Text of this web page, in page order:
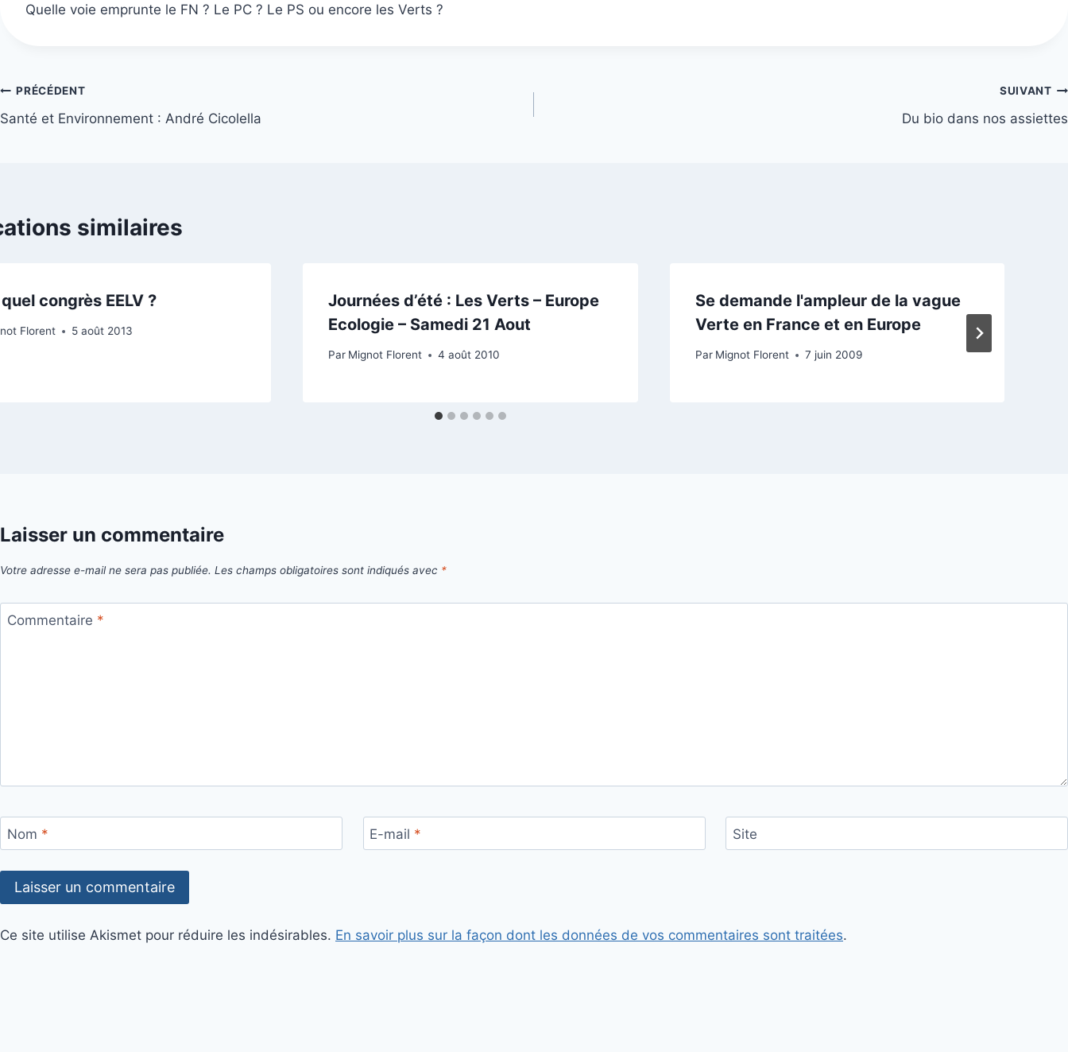
Quelle voie emprunte le FN ? Le PC ? Le PS ou encore les Verts ?
Navigation
de
PRÉCÉDENT
Santé et Environnement : André Cicolella
SUIVANT
Du bio dans nos assiettes
similaires
congrès EELV ?
Florent 5 août 2013
Journées d’été : Les Verts – Europe
Ecologie – Samedi 21 Aout
Par Mignot Florent 4 août 2010
Se demande l'ampleur de la vague
Verte en France et en Europe
Par Mignot Florent 7 juin 2009
Laisser un commentaire
Votre adresse e-mail ne sera pas publiée. Les champs obligatoires sont indiqués avec *
Commentaire *
Nom * E-mail * Site
Ce site utilise Akismet pour réduire les indésirables. En savoir plus sur la façon dont les données de vos commentaires sont traitées.